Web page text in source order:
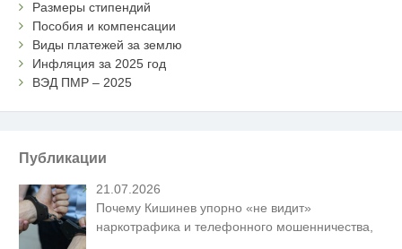
Размеры стипендий
Пособия и компенсации
Виды платежей за землю
Инфляция за 2025 год
ВЭД ПМР – 2025
Публикации
21.07.2026
Почему Кишинев упорно «не видит»
наркотрафика и телефонного мошенничества,